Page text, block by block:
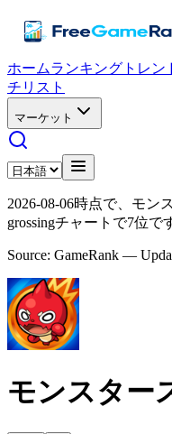
ホームランキング トレン
チリスト
マーケット
2026-08-06時点で、モン
grossingチャートで7位で
Source: GameRank —
モンスター